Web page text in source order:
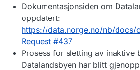
Dokumentasjonsiden om
oppdatert:
https://data.norge.no/nb/docs/
Request #437
Prosess for sletting av inaktive
Datalandsbyen har blitt